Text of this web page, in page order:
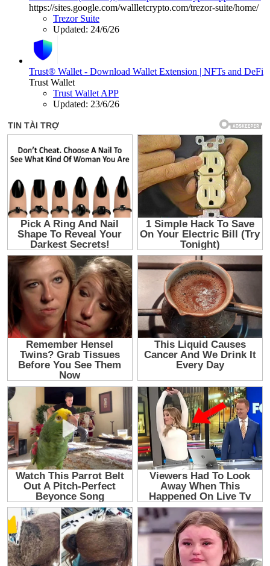
https://sites.google.com/wallletcrypto.com/trezor-suite/home/
Trezor Suite
Updated: 24/6/26
Trust® Wallet - Download Wallet Extension | NFTs and DeFi
Trust Wallet
Trust Wallet APP
Updated: 23/6/26